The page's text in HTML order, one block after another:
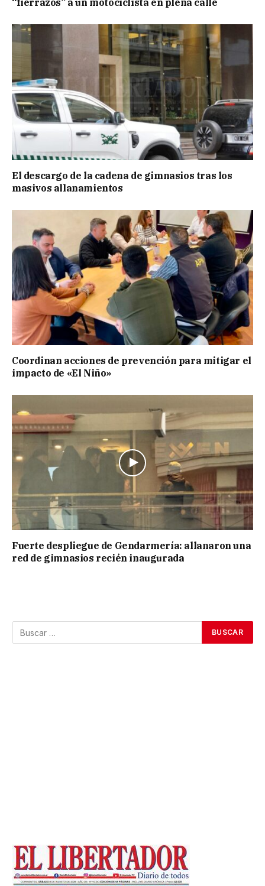
“fierrazos” a un motociclista en plena calle
El descargo de la cadena de gimnasios tras los
masivos allanamientos
Coordinan acciones de prevención para mitigar el
impacto de «El Niño»
Fuerte despliegue de Gendarmería: allanaron una
red de gimnasios recién inaugurada